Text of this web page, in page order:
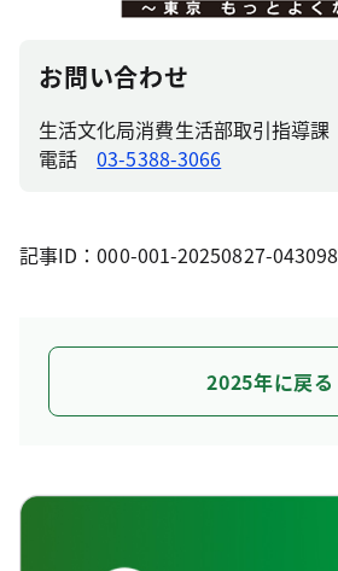
お問い合わせ
生活文化局消費生活部取引指導課
電話03-5388-3066
記事ID：000-001-20250827-043098
2025年に戻る